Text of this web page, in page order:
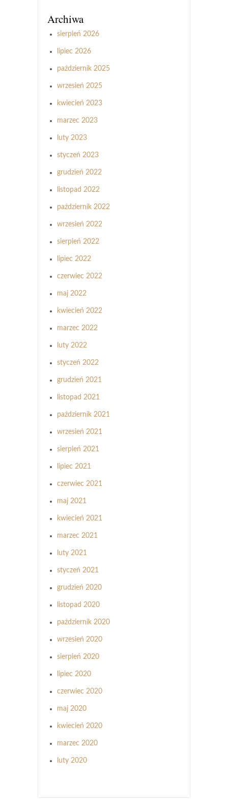
Archiwa
sierpień 2026
lipiec 2026
październik 2025
wrzesień 2025
kwiecień 2023
marzec 2023
luty 2023
styczeń 2023
grudzień 2022
listopad 2022
październik 2022
wrzesień 2022
sierpień 2022
lipiec 2022
czerwiec 2022
maj 2022
kwiecień 2022
marzec 2022
luty 2022
styczeń 2022
grudzień 2021
listopad 2021
październik 2021
wrzesień 2021
sierpień 2021
lipiec 2021
czerwiec 2021
maj 2021
kwiecień 2021
marzec 2021
luty 2021
styczeń 2021
grudzień 2020
listopad 2020
październik 2020
wrzesień 2020
sierpień 2020
lipiec 2020
czerwiec 2020
maj 2020
kwiecień 2020
marzec 2020
luty 2020